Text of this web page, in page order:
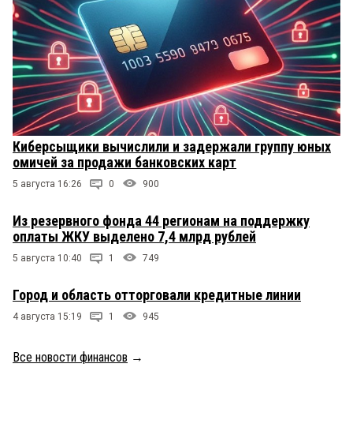
Киберсыщики вычислили и задержали группу юных
омичей за продажи банковских карт
5 августа 16:26 0 900
Из резервного фонда 44 регионам на поддержку
оплаты ЖКУ выделено 7,4 млрд рублей
5 августа 10:40 1 749
Город и область отторговали кредитные линии
4 августа 15:19 1 945
Все новости финансов →